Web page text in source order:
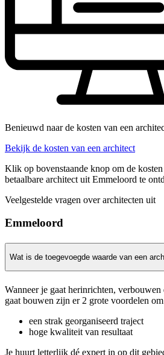
Benieuwd naar de kosten van een
Bekijk de kosten van een architect
Klik op bovenstaande knop om de
betaalbare architect uit Emmeloord te
Veelgestelde vragen over architecten uit
Emmeloord
Wat is de toegevoegde waarde van een
Wanneer je gaat herinrichten,
gaat bouwen zijn er 2 grote voordelen
een strak georganiseerd traject
hoge kwaliteit van resultaat
Je huurt letterlijk dé expert in op dit